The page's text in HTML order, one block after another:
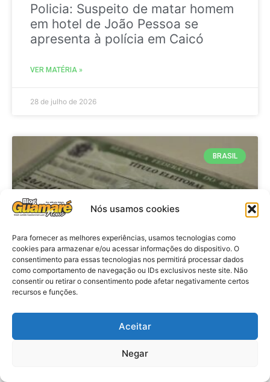
Nós usamos cookies
Para fornecer as melhores experiências, usamos tecnologias como
cookies para armazenar e/ou acessar informações do dispositivo. O
consentimento para essas tecnologias nos permitirá processar dados
como comportamento de navegação ou IDs exclusivos neste site. Não
consentir ou retirar o consentimento pode afetar negativamente certos
recursos e funções.
Aceitar
Negar
Policia: Suspeito de matar homem
em hotel de João Pessoa se
apresenta à polícia em Caicó
VER MATÉRIA »
28 de julho de 2026
BRASIL
Brasil: Policia Federal investiga
antes das eleições